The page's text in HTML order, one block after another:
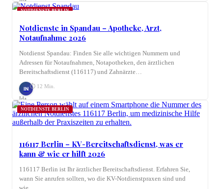
Nagel
NOTDIENSTE BERLIN
Notdienste in Spandau – Apotheke, Arzt,
Notaufnahme 2026
Notdienst Spandau: Finden Sie alle wichtigen Nummern und
Adressen für Notaufnahmen, Notapotheken, den ärztlichen
Bereitschaftsdienst (116117) und Zahnärzte…
IN
Ida
Nagel
⏱ 12 Min.
NOTDIENSTE BERLIN
116117 Berlin – KV-Bereitschaftsdienst, was er
kann & wie er hilft 2026
116117 Berlin ist Ihr ärztlicher Bereitschaftsdienst. Erfahren Sie,
wann Sie anrufen sollten, wo die KV-Notdienstpraxen sind und